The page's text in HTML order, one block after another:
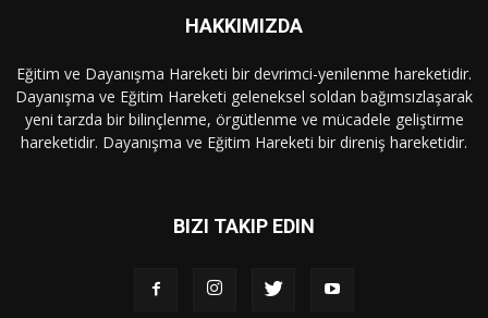
HAKKIMIZDA
Eğitim ve Dayanışma Hareketi bir devrimci-yenilenme hareketidir.
Dayanışma ve Eğitim Hareketi geleneksel soldan bağımsızlaşarak
yeni tarzda bir bilinçlenme, örgütlenme ve mücadele geliştirme
hareketidir. Dayanışma ve Eğitim Hareketi bir direniş hareketidir.
BIZI TAKIP EDIN